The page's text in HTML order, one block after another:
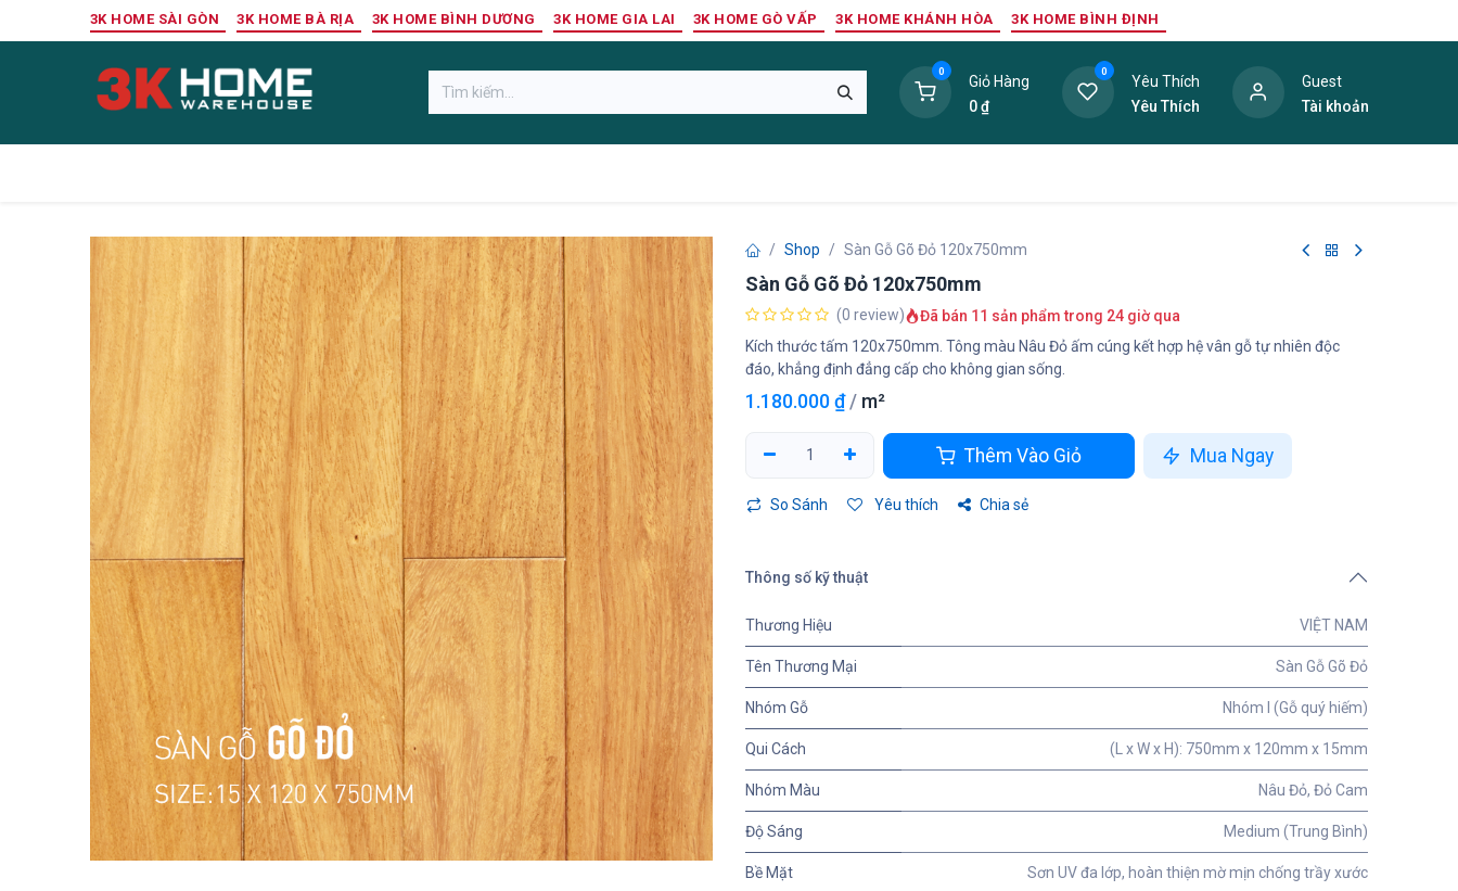
3K HOME SÀI GÒN 3K HOME BÀ RỊA 3K HOME BÌNH DƯƠNG 3K HOME GIA LAI 3K HOME GÒ VẤP 3K HOME KHÁNH HÒA 3K HOME BÌNH ĐỊNH
0
Giỏ Hàng
0₫
0
Yêu Thích
Yêu Thích
Guest
Tài khoản
Shop Sàn Gỗ Gõ Đỏ 120x750mm
Sàn Gỗ Gõ Đỏ 120x750mm
(0 review)
Đã bán 11 sản phẩm trong 24 giờ qua
Kích thước tấm 120x750mm. Tông màu Nâu Đỏ ấm cúng kết hợp hệ vân gỗ tự nhiên độc
đáo, khẳng định đẳng cấp cho không gian sống.
1.180.000₫ / m²
Thêm Vào Giỏ Mua Ngay
So Sánh Yêu thích Chia sẻ
Thông số kỹ thuật
Thương Hiệu VIỆT NAM
Tên Thương Mại Sàn Gỗ Gõ Đỏ
Nhóm Gỗ Nhóm I (Gỗ quý hiếm)
Qui Cách (L x W x H): 750mm x 120mm x 15mm
Nhóm Màu Nâu Đỏ, Đỏ Cam
Độ Sáng Medium (Trung Bình)
Bề Mặt Sơn UV đa lớp, hoàn thiện mờ mịn chống trầy xước